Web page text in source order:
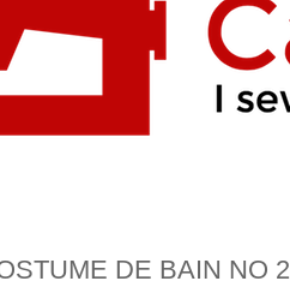
DE BAIN NO 2